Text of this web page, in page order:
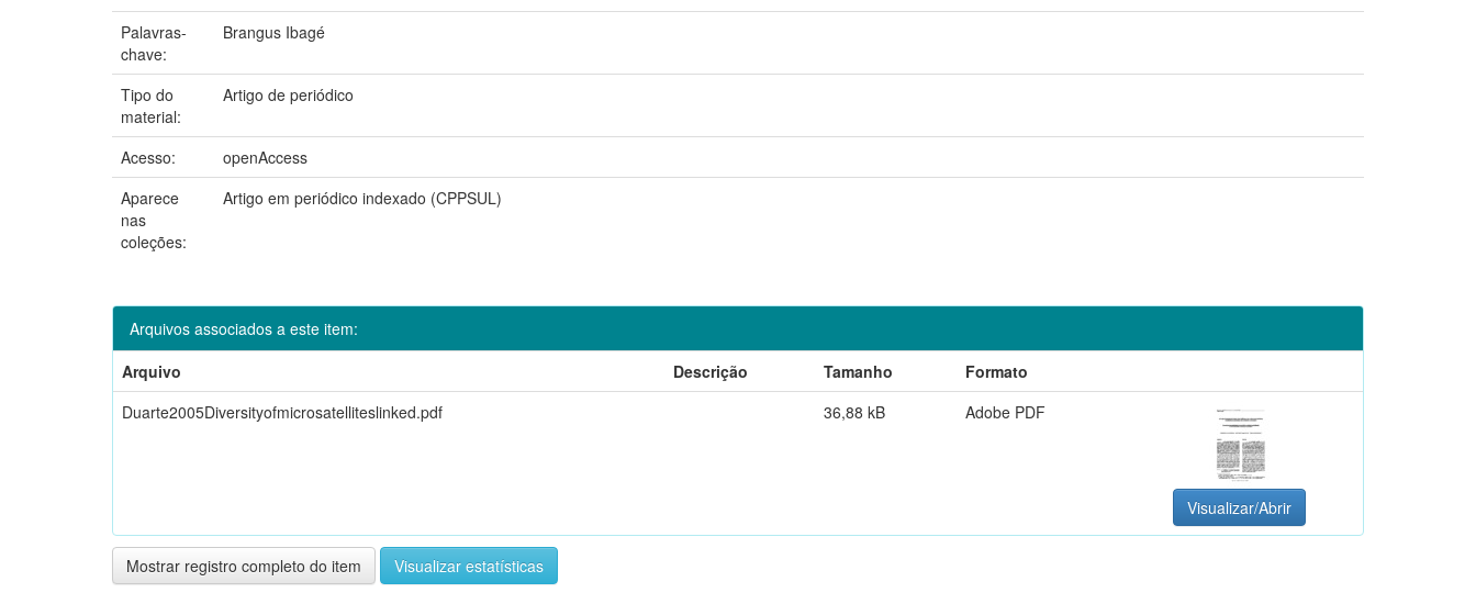
Palavras-
chave:
Brangus Ibagé
Tipo do
material:
Artigo de periódico
Acesso:
openAccess
Aparece
nas
coleções:
Artigo em periódico indexado (CPPSUL)
Arquivos associados a este item:
Arquivo
Descrição Tamanho
Formato
Duarte2005Diversityofmicrosatelliteslinked.pdf
36,88 kB Adobe PDF
Visualizar/Abrir
Mostrar registro completo do item Visualizar estatísticas